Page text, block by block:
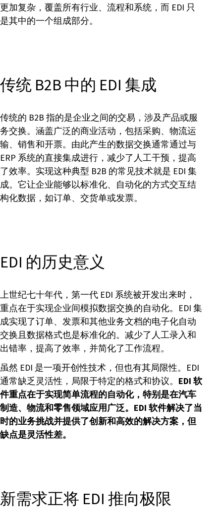
更加复杂，覆盖所有行业、流程和系统，而 EDI 只
是其中的一个组成部分。
传统 B2B 中的 EDI 集成
传统的 B2B 指的是企业之间的交易，涉及产品或服
务交换。涵盖广泛的商业活动，包括采购、物流运
输、销售和开票。由此产生的数据交换通常通过与
ERP 系统的直接集成进行，减少了人工干预，提高
了效率。实现这种典型 B2B 的常见技术就是 EDI 集
成。它让企业能够以标准化、自动化的方式交互结
构化数据，如订单、交货单或发票。
EDI 的历史意义
上世纪七十年代，第一代 EDI 系统被开发出来时，
重点在于实现企业间模拟数据交换的自动化。EDI 集
成实现了订单、发票和其他业务文档的电子化自动
交换且数据格式也是标准化的。减少了人工录入和
出错率，提高了效率，并简化了工作流程。
虽然 EDI 是一项开创性技术，但也有其局限性。EDI
通常缺乏灵活性，局限于特定的格式和协议。 EDI 软
件重点在于实现简单流程的自动化，特别是在汽车
制造、物流和零售领域应用广泛。EDI 软件解决了当
时的业务挑战并提供了创新和高效的解决方案，但
缺点是灵活性差。
新需求正将 EDI 推向极限